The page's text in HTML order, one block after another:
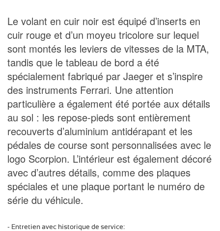
Le volant en cuir noir est équipé d’inserts en
cuir rouge et d’un moyeu tricolore sur lequel
sont montés les leviers de vitesses de la MTA,
tandis que le tableau de bord a été
spécialement fabriqué par Jaeger et s’inspire
des instruments Ferrari. Une attention
particulière a également été portée aux détails
au sol : les repose-pieds sont entièrement
recouverts d’aluminium antidérapant et les
pédales de course sont personnalisées avec le
logo Scorpion. L’intérieur est également décoré
avec d’autres détails, comme des plaques
spéciales et une plaque portant le numéro de
série du véhicule.
- Entretien avec historique de service: